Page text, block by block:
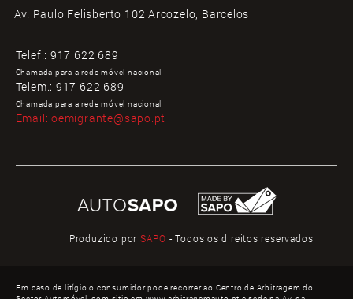
Av. Paulo Felisberto 102 Arcozelo, Barcelos
Telef.: 917 622 689
Chamada para a rede móvel nacional
Telem.: 917 622 689
Chamada para a rede móvel nacional
Email:oemigrante@sapo.pt
Produzido por SAPO - Todos os direitos reservados
Em caso de litígio o consumidor pode recorrer ao Centro de Arbitragem do